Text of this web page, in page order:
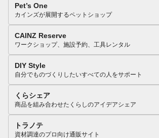
Pet’s One
カインズが展開するペットショップ
CAINZ Reserve
ワークショップ、施設予約、工具レンタル
DIY Style
自分でものづくりしたいすべての人をサポート
くらシェア
商品を組み合わせたくらしのアイデアシェア
トラノテ
資材調達のプロ向け通販サイト